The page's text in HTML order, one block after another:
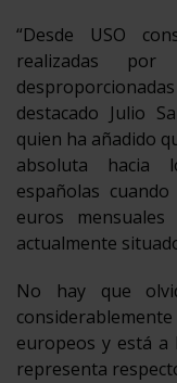
“Desde USO
realizadas
destacado Julio
quien ha añadido
absoluta hacia
españolas
euros
actualmente
No hay que
europeos y está a
representa